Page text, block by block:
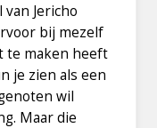
van Jericho
bij mezelf
te maken heeft
je zien als een
wil
Maar die